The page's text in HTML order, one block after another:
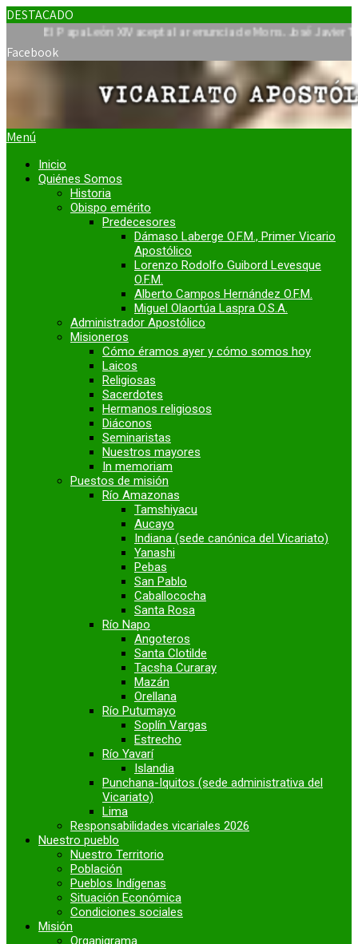
DESTACADO
Papa León XIV acepta la renuncia de Mons. José Javier
Facebook
Menú
Inicio
Quiénes Somos
Historia
Obispo emérito
Predecesores
Dámaso Laberge O.F.M., Primer Vicario
Apostólico
Lorenzo Rodolfo Guibord Levesque
O.F.M.
Alberto Campos Hernández O.F.M.
Miguel Olaortúa Laspra O.S.A.
Administrador Apostólico
Misioneros
Cómo éramos ayer y cómo somos hoy
Laicos
Religiosas
Sacerdotes
Hermanos religiosos
Diáconos
Seminaristas
Nuestros mayores
In memoriam
Puestos de misión
Río Amazonas
Tamshiyacu
Aucayo
Indiana (sede canónica del Vicariato)
Yanashi
Pebas
San Pablo
Caballococha
Santa Rosa
Río Napo
Angoteros
Santa Clotilde
Tacsha Curaray
Mazán
Orellana
Río Putumayo
Soplín Vargas
Estrecho
Río Yavarí
Islandia
Punchana-Iquitos (sede administrativa del
Vicariato)
Lima
Responsabilidades vicariales 2026
Nuestro pueblo
Nuestro Territorio
Población
Pueblos Indígenas
Situación Económica
Condiciones sociales
Misión
Organigrama